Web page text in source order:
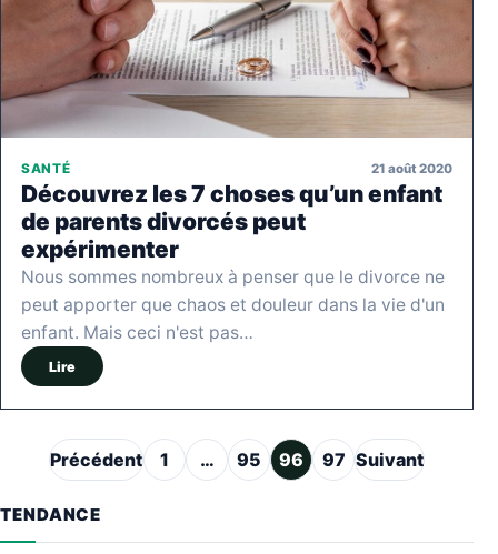
SANTÉ 21 août 2020
Découvrez les 7 choses qu’un enfant
de parents divorcés peut
expérimenter
Nous sommes nombreux à penser que le divorce ne
peut apporter que chaos et douleur dans la vie d'un
enfant. Mais ceci n'est pas…
Lire
Pagination des publications
Précédent 1 … 95 96 97 Suivant
TENDANCE